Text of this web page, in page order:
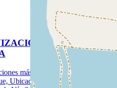
MARINA
más exclusivas de
Ubicada frente al Mary acceso